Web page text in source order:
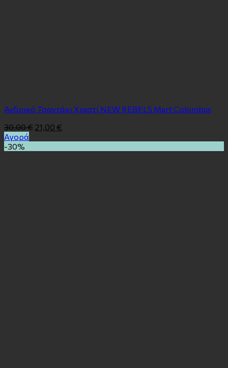
Ανδρικό Τσαντάκι Χιαστί NEW REBELS Mart Colombus
30,00€ 21,00 €
Αγορά
-30%